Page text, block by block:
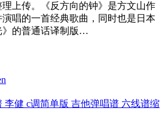
上传。《反方向的钟》是方文山作
唱的一首经典歌曲，同时也是日本
》的普通话译制版…